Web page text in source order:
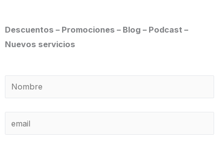
Descuentos – Promociones – Blog – Podcast –
Nuevos servicios